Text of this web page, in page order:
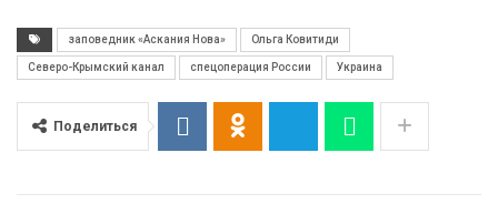
заповедник «Аскания Нова» Ольга Ковитиди
Северо-Крымский канал спецоперация России Украина
Поделиться